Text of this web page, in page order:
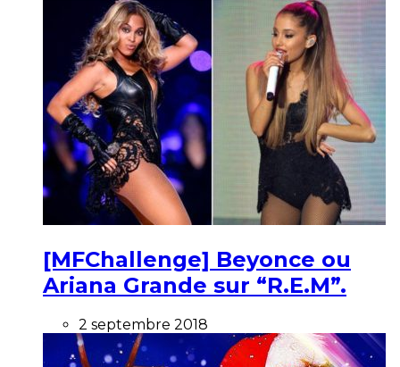
[MFChallenge] Beyonce ou
Ariana Grande sur “R.E.M”.
2 septembre 2018